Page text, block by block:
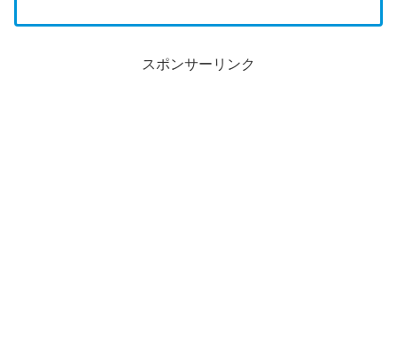
スポンサーリンク